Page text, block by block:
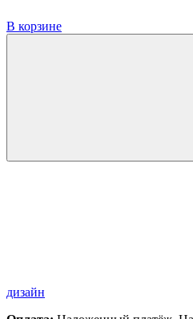
В корзине
дизайн